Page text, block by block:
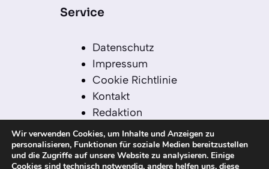
Service
Datenschutz
Impressum
Cookie Richtlinie
Kontakt
Redaktion
Redaktionelle Leitlinien
Sitemap
Einsatz von KI in der
Wir verwenden Cookies, um Inhalte und Anzeigen zu
personalisieren, Funktionen für soziale Medien bereitzustellen
und die Zugriffe auf unsere Website zu analysieren. Einige
Cookies sind technisch notwendig, andere helfen uns, diese